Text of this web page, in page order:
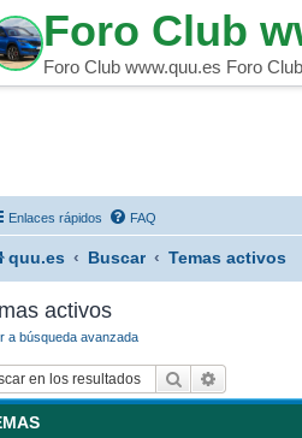
Foro Club
Foro Club www.quu.es Foro
Enlaces rápidos FAQ
quu.es Buscar Temas activos
activos
a búsqueda avanzada
Buscar